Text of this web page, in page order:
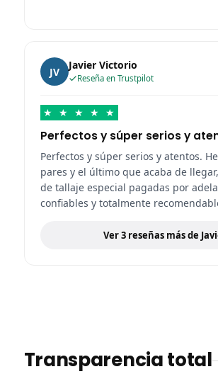
JV Javier Victorio
Reseña en Trustpilot
★ ★ ★ ★ ★
Perfectos y súper serios y
Perfectos y súper serios y atentos.
pares y el último que acaba de
de tallaje especial pagadas por
confiables y totalmente
Ver 3 reseñas más de
Transparencia total